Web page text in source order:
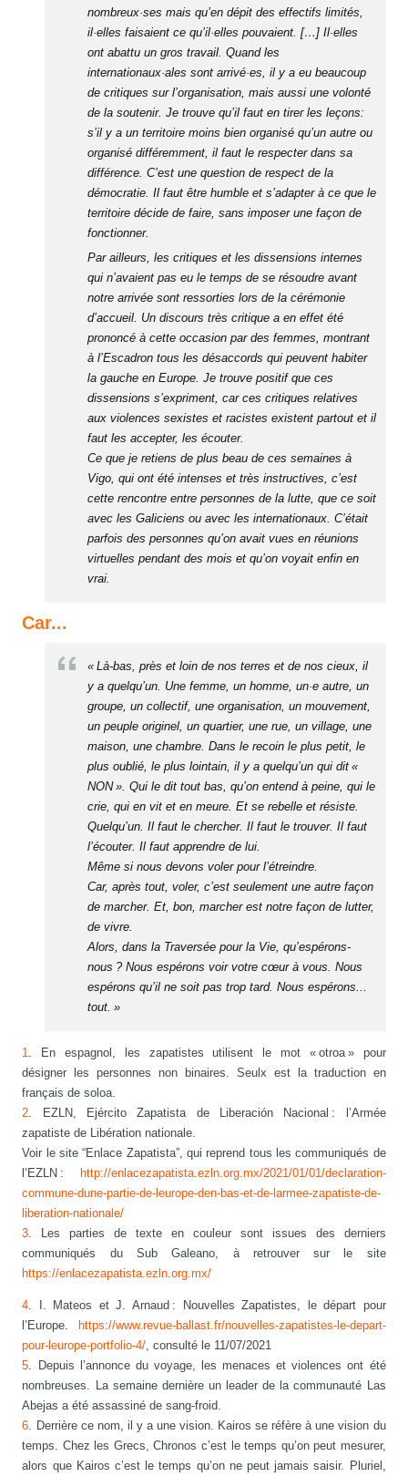
nombreux·ses mais qu’en dépit des effectifs limités,
il·elles faisaient ce qu’il·elles pouvaient. […] Il·elles
ont abattu un gros travail. Quand les
internationaux·ales sont arrivé·es, il y a eu beaucoup
de critiques sur l’organisation, mais aussi une volonté
de la soutenir. Je trouve qu’il faut en tirer les leçons:
s’il y a un territoire moins bien organisé qu’un autre ou
organisé différemment, il faut le respecter dans sa
différence. C’est une question de respect de la
démocratie. Il faut être humble et s’adapter à ce que le
territoire décide de faire, sans imposer une façon de
fonctionner.
Par ailleurs, les critiques et les dissensions internes
qui n’avaient pas eu le temps de se résoudre avant
notre arrivée sont ressorties lors de la cérémonie
d’accueil. Un discours très critique a en effet été
prononcé à cette occasion par des femmes, montrant
à l’Escadron tous les désaccords qui peuvent habiter
la gauche en Europe. Je trouve positif que ces
dissensions s’expriment, car ces critiques relatives
aux violences sexistes et racistes existent partout et il
faut les accepter, les écouter.
Ce que je retiens de plus beau de ces semaines à
Vigo, qui ont été intenses et très instructives, c’est
cette rencontre entre personnes de la lutte, que ce soit
avec les Galiciens ou avec les internationaux. C’était
parfois des personnes qu’on avait vues en réunions
virtuelles pendant des mois et qu’on voyait enfin en
vrai.
Car...
« Là-bas, près et loin de nos terres et de nos cieux, il
y a quelqu’un. Une femme, un homme, un·e autre, un
groupe, un collectif, une organisation, un mouvement,
un peuple originel, un quartier, une rue, un village, une
maison, une chambre. Dans le recoin le plus petit, le
plus oublié, le plus lointain, il y a quelqu’un qui dit «
NON ». Qui le dit tout bas, qu’on entend à peine, qui le
crie, qui en vit et en meure. Et se rebelle et résiste.
Quelqu’un. Il faut le chercher. Il faut le trouver. Il faut
l’écouter. Il faut apprendre de lui.
Même si nous devons voler pour l’étreindre.
Car, après tout, voler, c’est seulement une autre façon
de marcher. Et, bon, marcher est notre façon de lutter,
de vivre.
Alors, dans la Traversée pour la Vie, qu’espérons-
nous ? Nous espérons voir votre cœur à vous. Nous
espérons qu’il ne soit pas trop tard. Nous espérons...
tout. »
1
. En espagnol, les zapatistes utilisent le mot « otroa » pour
désigner les personnes non binaires. Seulx est la traduction en
français de soloa.
2 . EZLN, Ejército Zapatista de Liberación Nacional : l’Armée
zapatiste de Libération nationale.
Voir le site “Enlace Zapatista”, qui reprend tous les communiqués de
l’EZLN :
http://enlacezapatista.ezln.org.mx/2021/01/01/declaration-
commune-dune-partie-de-leurope-den-bas-et-de-larmee-zapatiste-de-
liberation-nationale/
3 . Les parties de texte en couleur sont issues des derniers
communiqués du Sub Galeano, à retrouver sur le site
https://enlacezapatista.ezln.org.mx/
4 . I. Mateos et J. Arnaud : Nouvelles Zapatistes, le départ pour
l’Europe.
https://www.revue-ballast.fr/nouvelles-zapatistes-le-depart-
pour-leurope-portfolio-4/ , consulté le 11/07/2021
5 . Depuis l’annonce du voyage, les menaces et violences ont été
nombreuses. La semaine dernière un leader de la communauté Las
Abejas a été assassiné de sang-froid.
6 . Derrière ce nom, il y a une vision. Kairos se réfère à une vision du
temps. Chez les Grecs, Chronos c’est le temps qu’on peut mesurer,
alors que Kairos c’est le temps qu’on ne peut jamais saisir. Pluriel,